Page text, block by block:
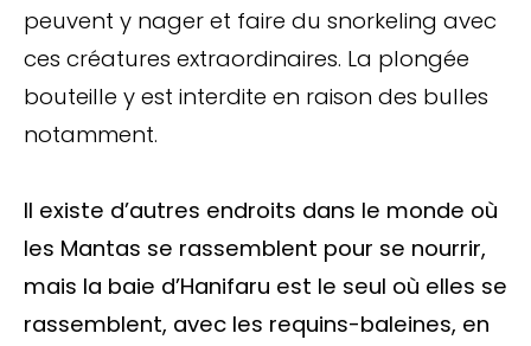
peuvent y nager et faire du snorkeling avec
ces créatures extraordinaires. La plongée
bouteille y est interdite en raison des bulles
notamment.
Il existe d’autres endroits dans le monde où
les Mantas se rassemblent pour se nourrir,
mais la baie d’Hanifaru est le seul où elles se
rassemblent, avec les requins-baleines, en